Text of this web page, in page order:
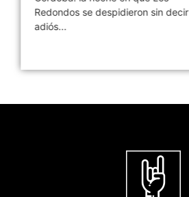
Redondos se despidieron sin decir
adiós...